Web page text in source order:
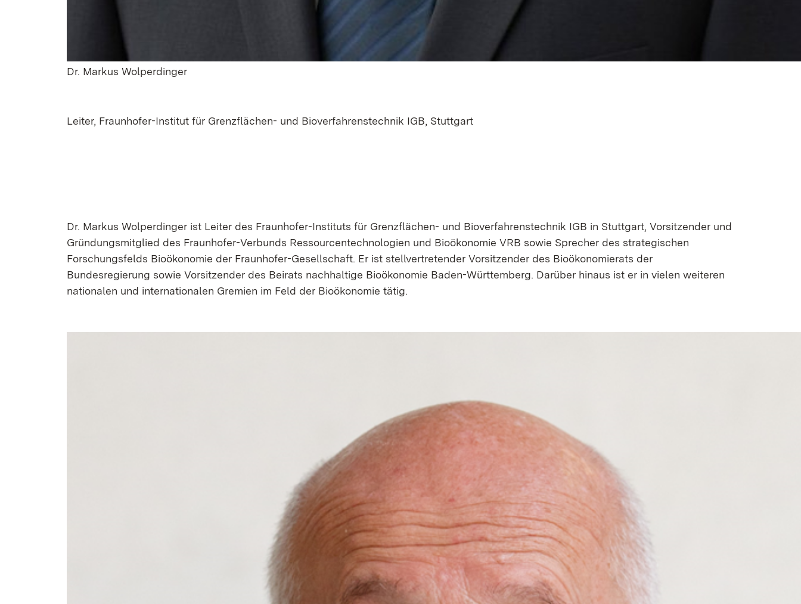
Dr. Markus Wolperdinger
Leiter, Fraunhofer-Institut für Grenzflächen- und Bioverfahrenstechnik IGB, Stuttgart
Dr. Markus Wolperdinger ist Leiter des Fraunhofer-Instituts für Grenzflächen- und Bioverfahrenstechnik IGB in Stuttgart, Vorsitzender und
Gründungsmitglied des Fraunhofer-Verbunds Ressourcentechnologien und Bioökonomie VRB sowie Sprecher des strategischen
Forschungsfelds Bioökonomie der Fraunhofer-Gesellschaft. Er ist stellvertretender Vorsitzender des Bioökonomierats der
Bundesregierung sowie Vorsitzender des Beirats nachhaltige Bioökonomie Baden-Württemberg. Darüber hinaus ist er in vielen weiteren
nationalen und internationalen Gremien im Feld der Bioökonomie tätig.